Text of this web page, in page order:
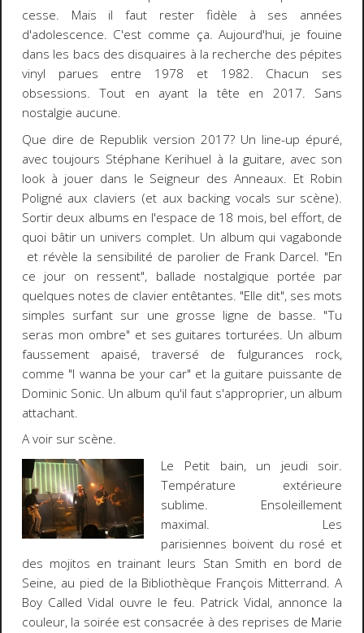
cesse. Mais il faut rester fidèle à ses années
d'adolescence. C'est comme ça. Aujourd'hui, je fouine
dans les bacs des disquaires à la recherche des pépites
vinyl parues entre 1978 et 1982. Chacun ses
obsessions. Tout en ayant la tête en 2017. Sans
nostalgie aucune.
Que dire de Republik version 2017? Un line-up épuré,
avec toujours Stéphane Kerihuel à la guitare, avec son
look à jouer dans le Seigneur des Anneaux. Et Robin
Poligné aux claviers (et aux backing vocals sur scène).
Sortir deux albums en l'espace de 18 mois, bel effort, de
quoi bâtir un univers complet. Un album qui vagabonde
et révèle la sensibilité de parolier de Frank Darcel. "En
ce jour on ressent", ballade nostalgique portée par
quelques notes de clavier entêtantes. "Elle dit", ses mots
simples surfant sur une grosse ligne de basse. "Tu
seras mon ombre" et ses guitares torturées. Un album
faussement apaisé, traversé de fulgurances rock,
comme "I wanna be your car" et la guitare puissante de
Dominic Sonic. Un album qu'il faut s'approprier, un album
attachant.
A voir sur scène.
Le Petit bain, un jeudi soir.
Température extérieure
sublime. Ensoleillement
maximal. Les
parisiennes boivent du rosé et
des mojitos en trainant leurs Stan Smith en bord de
Seine, au pied de la Bibliothèque François Mitterrand. A
Boy Called Vidal ouvre le feu. Patrick Vidal, annonce la
couleur, la soirée est consacrée à des reprises de Marie